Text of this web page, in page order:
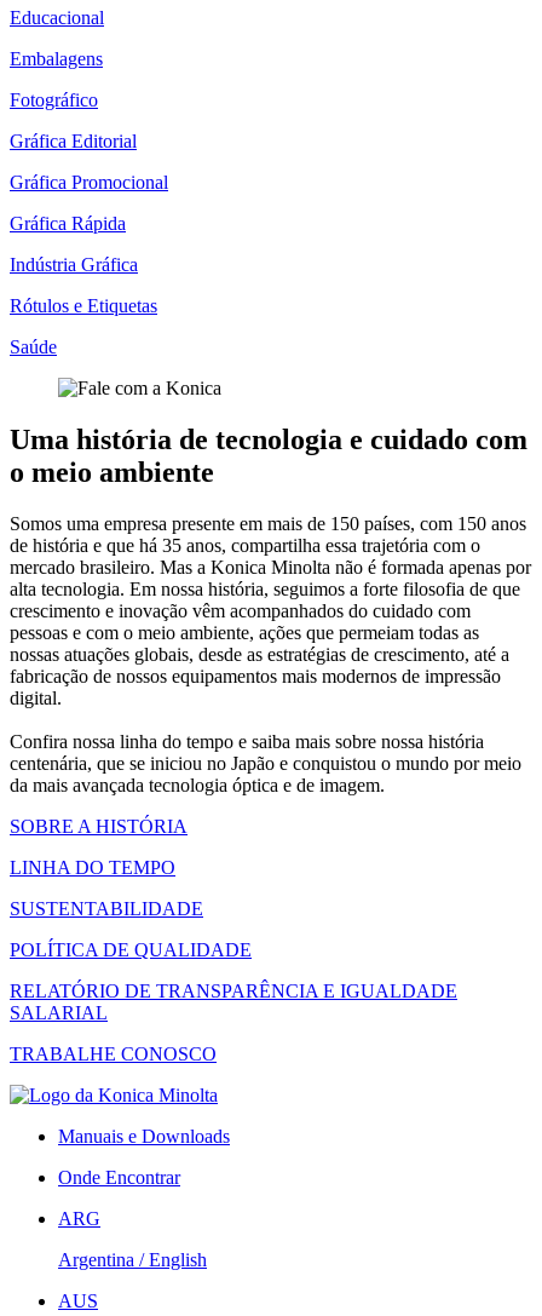
Educacional
Embalagens
Fotográfico
Gráfica Editorial
Gráfica Promocional
Gráfica Rápida
Indústria Gráfica
Rótulos e Etiquetas
Saúde
Uma história de tecnologia e cuidado com
o meio ambiente
Somos uma empresa presente em mais de 150 países, com 150 anos
de história e que há 35 anos, compartilha essa trajetória com o
mercado brasileiro. Mas a Konica Minolta não é formada apenas por
alta tecnologia. Em nossa história, seguimos a forte filosofia de que
crescimento e inovação vêm acompanhados do cuidado com
pessoas e com o meio ambiente, ações que permeiam todas as
nossas atuações globais, desde as estratégias de crescimento, até a
fabricação de nossos equipamentos mais modernos de impressão
digital.
Confira nossa linha do tempo e saiba mais sobre nossa história
centenária, que se iniciou no Japão e conquistou o mundo por meio
da mais avançada tecnologia óptica e de imagem.
SOBRE A HISTÓRIA
LINHA DO TEMPO
SUSTENTABILIDADE
POLÍTICA DE QUALIDADE
RELATÓRIO DE TRANSPARÊNCIA E IGUALDADE
SALARIAL
TRABALHE CONOSCO
Manuais e Downloads
Onde Encontrar
ARG
Argentina / English
AUS